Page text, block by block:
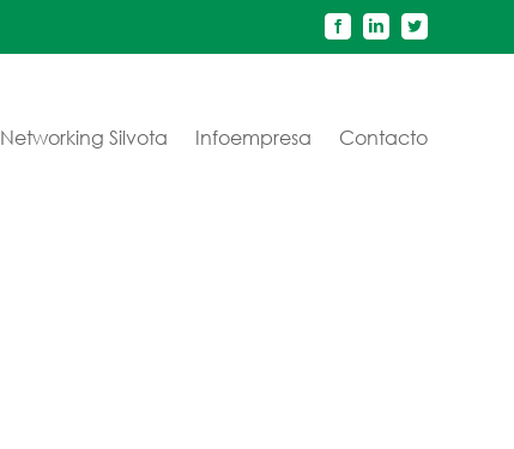
FacebookLinkedInTwitter
Networking Silvota Infoempresa Contacto